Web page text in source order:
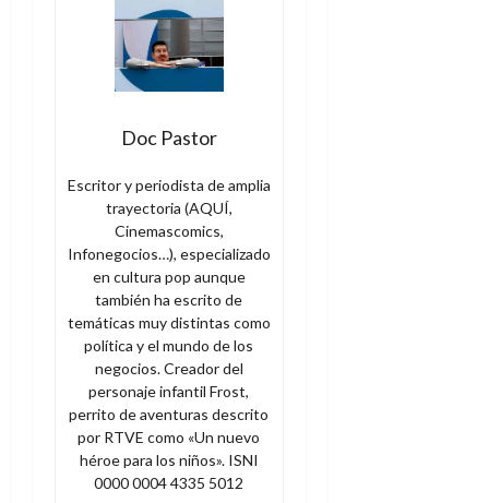
Doc Pastor
Escritor y periodista de amplia
trayectoria (AQUÍ,
Cinemascomics,
Infonegocios…), especializado
en cultura pop aunque
también ha escrito de
temáticas muy distintas como
política y el mundo de los
negocios. Creador del
personaje infantil Frost,
perrito de aventuras descrito
por RTVE como «Un nuevo
héroe para los niños». ISNI
0000 0004 4335 5012